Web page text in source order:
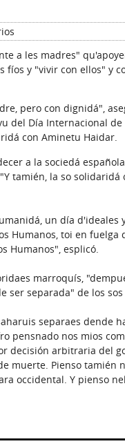
a les madres"
fíos y "vivir con ellos" y
pero con dignidá",
del Día Internacional de
con Aminetu Haidar.
a la sociedá
tamién, la so solidaridá
un día d'ideales
Humanos, toi en fuelga
Humanos", esplicó.
marroquís,
separada" de los
separaes dende
pensnado nos mios
decisión arbitraria del
muerte. Pienso tamién
occidental. Y pienso